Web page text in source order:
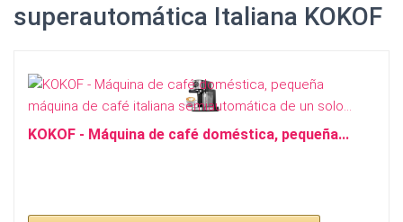
superautomática Italiana KOKOF
KOKOF - Máquina de café doméstica, pequeña...